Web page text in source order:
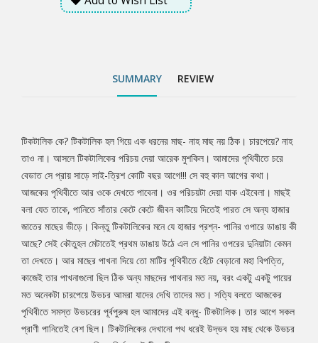
দেখতে। আর মাছের পাখনা দিয়ে তাে মাটির পৃথিবীতে হেঁটে বেড়ানাে মহা
এই বন্ধু- টিকটালিক। তার আগে সকল প্রাণী পানিতেই বেশ ছিল।
SUMMARY REVIEW
Tab
Article
টিকটালিক কে? টিকটালিক হল গিয়ে এক ধরনের মাছ- নাহ মাছ নয় ঠিক। চারপেয়ে? নাহ
তাও না। আসলে টিকটালিকের পরিচয় দেয়া আরেক মুশকিল। আমাদের পৃথিবীতে চরে
বেডাত সে প্রায় সাড়ে সাই-ত্রিশ কোটি বছর আগে!!! সে বহু কাল আগের কথা।
আজকের পৃথিবীতে আর ওকে দেখতে পাবেনা। ওর পরিচয়টা দেয়া যাক এইবেলা। মাছই
বলা যেত তাকে, পানিতে সাঁতার কেটে কেটে জীবন কাটিয়ে দিতেই পারত সে অন্য হাজার
জাতের মাছের ভীড়ে। কিন্তু টিকটালিকের মনে যে হাজার প্রশ্ন- পানির ওপারে ডাঙায় কী
আছে? সেই কৌতুহল মেটাতেই প্রথম ডাঙায় উঠে এল সে পানির ওপরের দুনিয়াটা কেমন
তা দেখতে। আর মাছের পাখনা দিয়ে তাে মাটির পৃথিবীতে হেঁটে বেড়ানাে মহা বিপত্তি,
কাজেই তার পাখনাগুলাে ছিল ঠিক অন্য মাছদের পাথনার মত নয়, বরং একটু একটু পায়ের
মত অনেকটা চারপেয়ে উভচর আমরা যাদের দেখি তাদের মত। সত্যি বলতে আজকের
পৃথিবীতে সমস্ত উভচরের পূর্বপুরুষ হল আমাদের এই বন্ধু- টিকটালিক। তার আগে সকল
প্রাণী পানিতেই বেশ ছিল। টিকটালিকের দেখানাে পথ ধরেই উদ্ভব হয় মাছ থেকে উভচর